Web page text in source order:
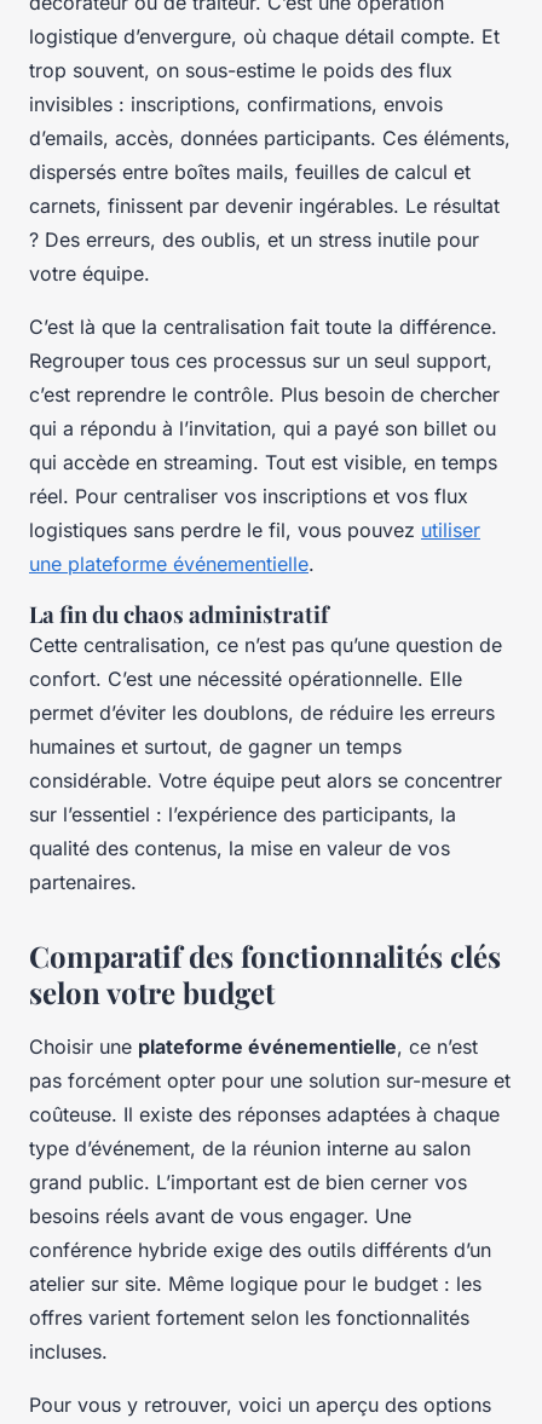
logistique d’envergure, où chaque détail compte. Et
trop souvent, on sous-estime le poids des flux
invisibles : inscriptions, confirmations, envois
d’emails, accès, données participants. Ces éléments,
dispersés entre boîtes mails, feuilles de calcul et
carnets, finissent par devenir ingérables. Le résultat
? Des erreurs, des oublis, et un stress inutile pour
votre équipe.
C’est là que la centralisation fait toute la différence.
Regrouper tous ces processus sur un seul support,
c’est reprendre le contrôle. Plus besoin de chercher
qui a répondu à l’invitation, qui a payé son billet ou
qui accède en streaming. Tout est visible, en temps
réel. Pour centraliser vos inscriptions et vos flux
logistiques sans perdre le fil, vous pouvez utiliser
une plateforme événementielle.
La fin du chaos administratif
Cette centralisation, ce n’est pas qu’une question de
confort. C’est une nécessité opérationnelle. Elle
permet d’éviter les doublons, de réduire les erreurs
humaines et surtout, de gagner un temps
considérable. Votre équipe peut alors se concentrer
sur l’essentiel : l’expérience des participants, la
qualité des contenus, la mise en valeur de vos
partenaires.
Comparatif des fonctionnalités clés
selon votre budget
Choisir une plateforme événementielle, ce n’est
pas forcément opter pour une solution sur-mesure et
coûteuse. Il existe des réponses adaptées à chaque
type d’événement, de la réunion interne au salon
grand public. L’important est de bien cerner vos
besoins réels avant de vous engager. Une
conférence hybride exige des outils différents d’un
atelier sur site. Même logique pour le budget : les
offres varient fortement selon les fonctionnalités
incluses.
Pour vous y retrouver, voici un aperçu des options